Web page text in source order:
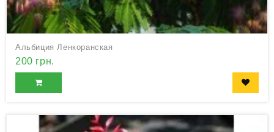
Альбиция Ленкоранская
200 грн.